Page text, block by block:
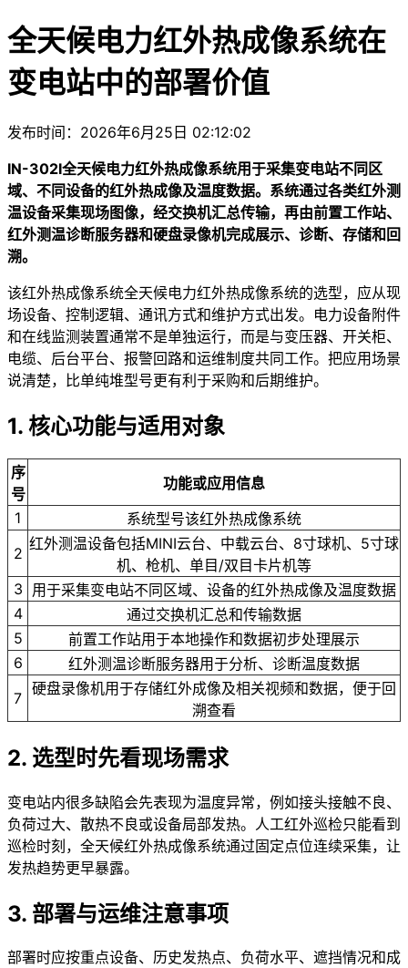
全天候电力红外热成像系统在
变电站中的部署价值
发布时间：2026年6月25日 02:12:02
IN-302I全天候电力红外热成像系统用于采集变电站不同区
域、不同设备的红外热成像及温度数据。系统通过各类红外测
温设备采集现场图像，经交换机汇总传输，再由前置工作站、
红外测温诊断服务器和硬盘录像机完成展示、诊断、存储和回
溯。
该红外热成像系统全天候电力红外热成像系统的选型，应从现
场设备、控制逻辑、通讯方式和维护方式出发。电力设备附件
和在线监测装置通常不是单独运行，而是与变压器、开关柜、
电缆、后台平台、报警回路和运维制度共同工作。把应用场景
说清楚，比单纯堆型号更有利于采购和后期维护。
1. 核心功能与适用对象
序
号
功能或应用信息
1
系统型号该红外热成像系统
2
红外测温设备包括MINI云台、中载云台、8寸球机、5寸球
机、枪机、单目/双目卡片机等
3 用于采集变电站不同区域、设备的红外热成像及温度数据
4
通过交换机汇总和传输数据
5
前置工作站用于本地操作和数据初步处理展示
6
红外测温诊断服务器用于分析、诊断温度数据
7
硬盘录像机用于存储红外成像及相关视频和数据，便于回
溯查看
2. 选型时先看现场需求
变电站内很多缺陷会先表现为温度异常，例如接头接触不良、
负荷过大、散热不良或设备局部发热。人工红外巡检只能看到
巡检时刻，全天候红外热成像系统通过固定点位连续采集，让
发热趋势更早暴露。
3. 部署与运维注意事项
部署时应按重点设备、历史发热点、负荷水平、遮挡情况和成